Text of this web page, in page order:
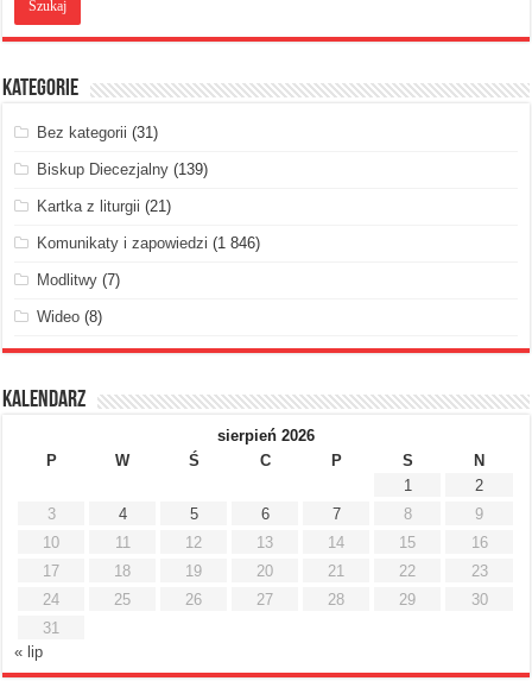
Kategorie
Bez kategorii (31)
Biskup Diecezjalny (139)
Kartka z liturgii (21)
Komunikaty i zapowiedzi (1 846)
Modlitwy (7)
Wideo (8)
Kalendarz
sierpień 2026
P
W Ś C P S
N
1
2
3
4 5 6 7 8
9
10
11 12 13 14 15
16
17
18 19 20 21 22
23
24
25 26 27 28 29
30
31
« lip